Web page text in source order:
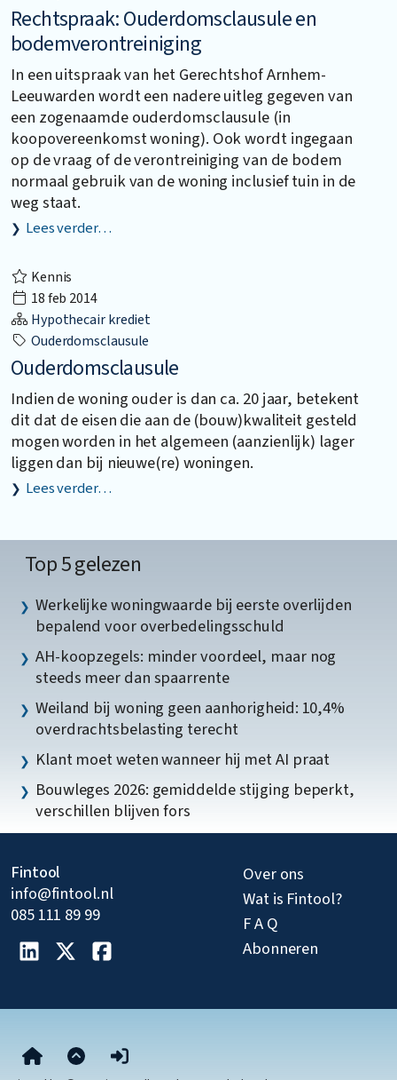
Rechtspraak: Ouderdomsclausule en
bodemverontreiniging
In een uitspraak van het Gerechtshof Arnhem-
Leeuwarden wordt een nadere uitleg gegeven van
een zogenaamde ouderdomsclausule (in
koopovereenkomst woning). Ook wordt ingegaan
op de vraag of de verontreiniging van de bodem
normaal gebruik van de woning inclusief tuin in de
weg staat.
Lees verder…
Kennis
18 feb 2014
Hypothecair krediet
Ouderdomsclausule
Ouderdomsclausule
Indien de woning ouder is dan ca. 20 jaar, betekent
dit dat de eisen die aan de (bouw)kwaliteit gesteld
mogen worden in het algemeen (aanzienlijk) lager
liggen dan bij nieuwe(re) woningen.
Lees verder…
Top 5 gelezen
Werkelijke woningwaarde bij eerste overlijden
bepalend voor overbedelingsschuld
AH-koopzegels: minder voordeel, maar nog
steeds meer dan spaarrente
Weiland bij woning geen aanhorigheid: 10,4%
overdrachtsbelasting terecht
Klant moet weten wanneer hij met AI praat
Bouwleges 2026: gemiddelde stijging beperkt,
verschillen blijven fors
Fintool
info@fintool.nl
085 111 89 99
Over ons
Wat is Fintool?
F A Q
Abonneren